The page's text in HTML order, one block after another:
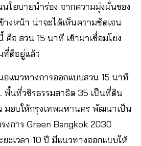
โยบายนำร่อง จากความมุ่งมั่นของ
างหน้า น่าจะได้เห็นความชัดเจน
คือ สวน 15 นาที เข้ามาเชื่อมโยง
ดีอยู่แล้ว
อแนวทางการออกแบบสวน 15 นาที
พื้นที่วชิรธรรมสาธิต 35 เป็นที่ดิน
มอบให้กรุงเทพมหานคร พัฒนาเป็น
งการ Green Bangkok 2030
ะเวลา 10 ปี มีแนวทางออกแบบให้